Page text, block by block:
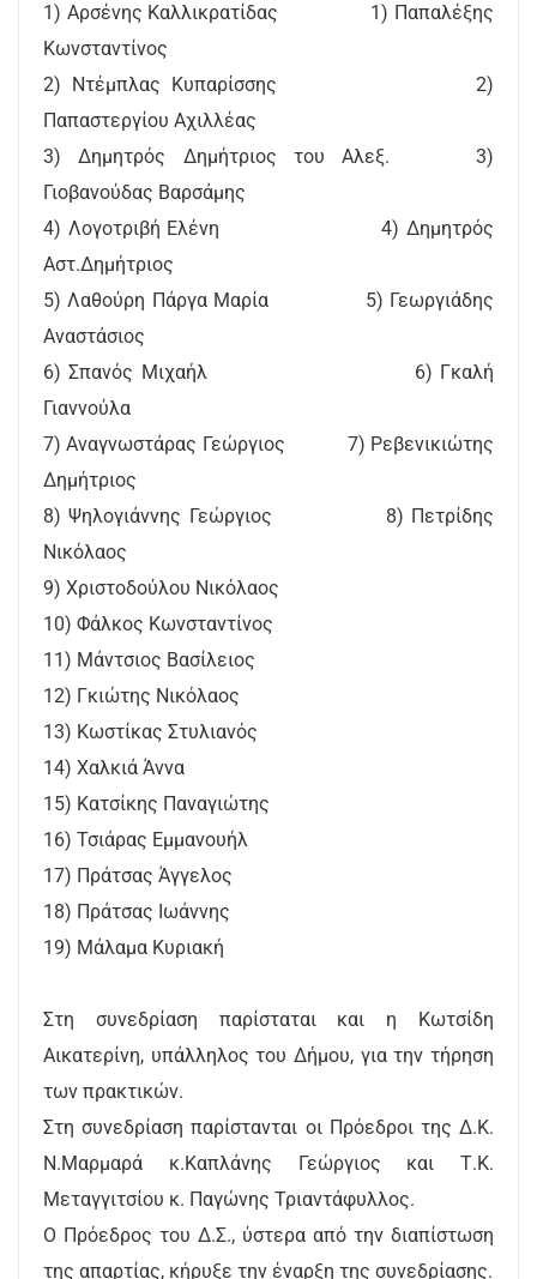
1) Αρσένης Καλλικρατίδας 1) Παπαλέξης
Κωνσταντίνος
2) Ντέμπλας Κυπαρίσσης 2)
Παπαστεργίου Αχιλλέας
3) Δημητρός Δημήτριος του Αλεξ. 3)
Γιοβανούδας Βαρσάμης
4) Λογοτριβή Ελένη 4) Δημητρός
Αστ.Δημήτριος
5) Λαθούρη Πάργα Μαρία 5) Γεωργιάδης
Αναστάσιος
6) Σπανός Μιχαήλ 6) Γκαλή
Γιαννούλα
7) Αναγνωστάρας Γεώργιος 7) Ρεβενικιώτης
Δημήτριος
8) Ψηλογιάννης Γεώργιος 8) Πετρίδης
Νικόλαος
9) Χριστοδούλου Νικόλαος
10) Φάλκος Κωνσταντίνος
11) Μάντσιος Βασίλειος
12) Γκιώτης Νικόλαος
13) Κωστίκας Στυλιανός
14) Χαλκιά Άννα
15) Κατσίκης Παναγιώτης
16) Τσιάρας Εμμανουήλ
17) Πράτσας Άγγελος
18) Πράτσας Ιωάννης
19) Μάλαμα Κυριακή
Στη συνεδρίαση παρίσταται και η Κωτσίδη
Αικατερίνη, υπάλληλος του Δήμου, για την τήρηση
των πρακτικών.
Στη συνεδρίαση παρίστανται οι Πρόεδροι της Δ.Κ.
Ν.Μαρμαρά κ.Καπλάνης Γεώργιος και Τ.Κ.
Μεταγγιτσίου κ. Παγώνης Τριαντάφυλλος.
Ο Πρόεδρος του Δ.Σ., ύστερα από την διαπίστωση
της απαρτίας, κήρυξε την έναρξη της συνεδρίασης.